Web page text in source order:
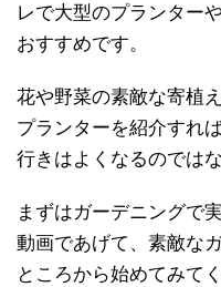
レで大型のプランター
おすすめです。
花や野菜の素敵な寄植
プランターを紹介すれ
行きはよくなるのでは
まずはガーデニングで
動画であげて、素敵な
ところから始めてみて